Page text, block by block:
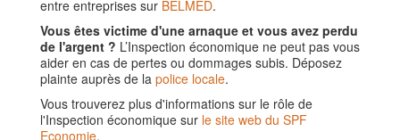
entre entreprises sur BELMED.
Vous êtes victime d'une arnaque et vous avez perdu
de l'argent ? L’Inspection économique ne peut pas vous
aider en cas de pertes ou dommages subis. Déposez
plainte auprès de la police locale.
Vous trouverez plus d'informations sur le rôle de
l'Inspection économique sur le site web du SPF
Economie.